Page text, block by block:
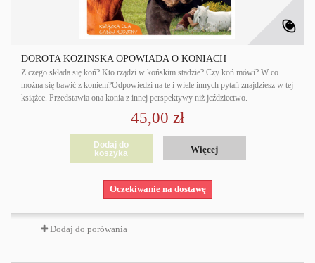
DOROTA KOZIŃSKA OPOWIADA O KONIACH
Z czego składa się koń? Kto rządzi w końskim stadzie? Czy koń mówi? W co
można się bawić z koniem?Odpowiedzi na te i wiele innych pytań znajdziesz w tej
książce. Przedstawia ona konia z innej perspektywy niż jeździectwo.
45,00 zł
Dodaj do
koszyka
Więcej
Oczekiwanie na dostawę
Dodaj do porówania